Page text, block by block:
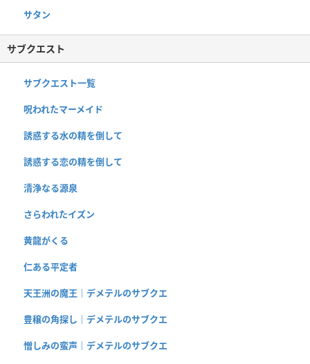
サタン
サブクエスト
サブクエスト一覧
呪われたマーメイド
誘惑する水の精を倒して
誘惑する恋の精を倒して
清浄なる源泉
さらわれたイズン
黄龍がくる
仁ある平定者
天王洲の魔王｜デメテルのサブクエ
豊穣の角探し｜デメテルのサブクエ
憎しみの蛮声｜デメテルのサブクエ